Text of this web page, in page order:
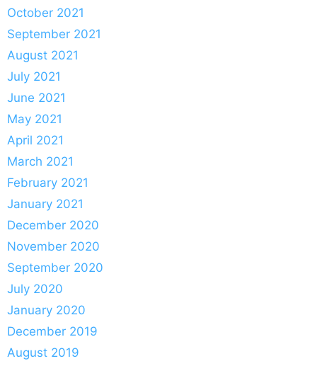
October 2021
September 2021
August 2021
July 2021
June 2021
May 2021
April 2021
March 2021
February 2021
January 2021
December 2020
November 2020
September 2020
July 2020
January 2020
December 2019
August 2019